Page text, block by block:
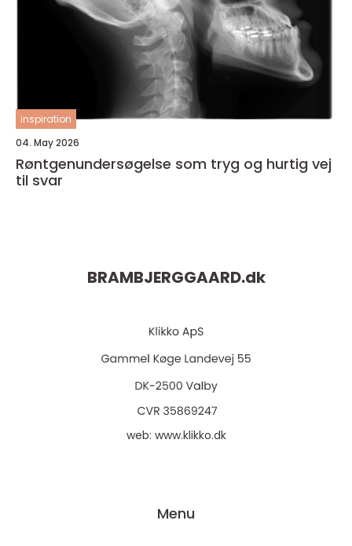
inspiration
04. May 2026
Røntgenundersøgelse som tryg og hurtig vej
til svar
BRAMBJERGGAARD.dk
web: www.klikko.dk
Menu